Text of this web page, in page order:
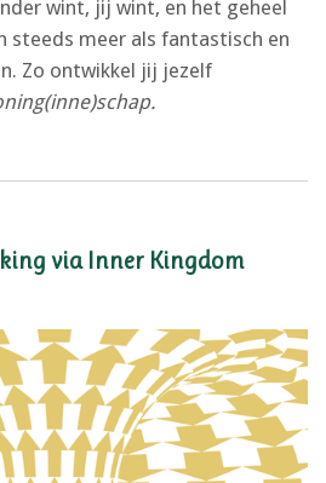
wint, jij wint, en het geheel
steeds meer als fantastisch en
Zo ontwikkel jij jezelf
via Inner Kingdom